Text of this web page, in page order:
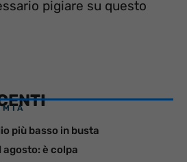
pigiare su questo
più basso in busta
agosto: è colpa